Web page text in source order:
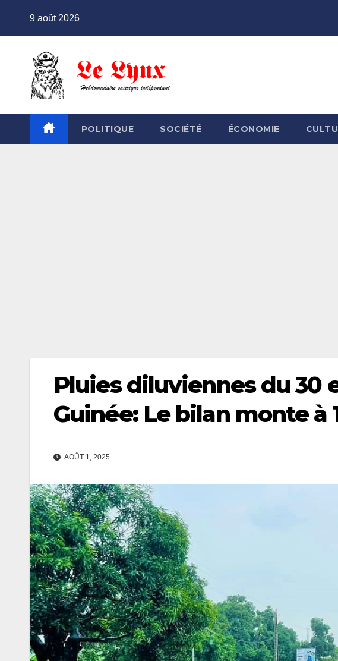
9 août 2026
POLITIQUE SOCIÉTÉ ÉCONOMIE
Pluies diluviennes du 30
Guinée: Le bilan monte à
AOÛT 1, 2025